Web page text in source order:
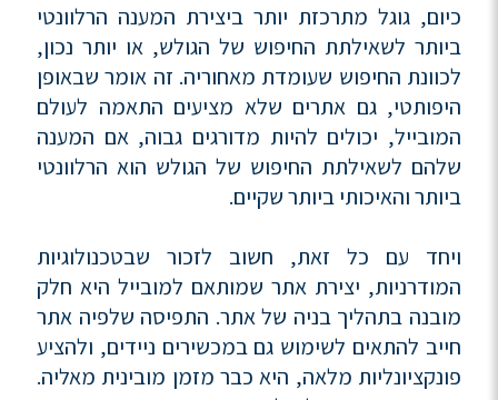
כיום, גוגל מתרכזת יותר ביצירת המענה הרלוונטי
ביותר לשאילתת החיפוש של הגולש, או יותר נכון,
לכוונת החיפוש שעומדת מאחוריה. זה אומר שבאופן
היפותטי, גם אתרים שלא מציעים התאמה לעולם
המובייל, יכולים להיות מדורגים גבוה, אם המענה
שלהם לשאילתת החיפוש של הגולש הוא הרלוונטי
ביותר והאיכותי ביותר שקיים.
ויחד עם כל זאת, חשוב לזכור שבטכנולוגיות
המודרניות, יצירת אתר שמותאם למובייל היא חלק
מובנה בתהליך בניה של אתר. התפיסה שלפיה אתר
חייב להתאים לשימוש גם במכשירים ניידים, ולהציע
פונקציונליות מלאה, היא כבר מזמן מובינית מאליה.